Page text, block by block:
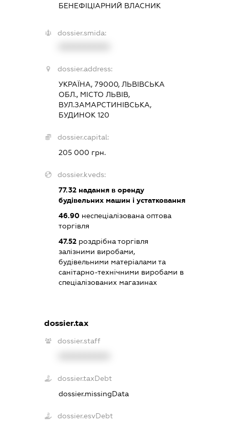
БЕНЕФІЦІАРНИЙ ВЛАСНИК
dossier.smida:
dossier.address:
УКРАЇНА, 79000, ЛЬВІВСЬКА
ОБЛ., МІСТО ЛЬВІВ,
ВУЛ.ЗАМАРСТИНІВСЬКА,
БУДИНОК 120
dossier.capital:
205 000 грн.
dossier.kveds:
77.32надання в оренду
будівельних машин і устатковання
46.90неспеціалізована оптова
торгівля
47.52роздрібна торгівля
залізними виробами,
будівельними матеріалами та
санітарно-технічними виробами в
спеціалізованих магазинах
dossier.tax
dossier.staff
dossier.taxDebt
dossier.missingData
dossier.esvDebt